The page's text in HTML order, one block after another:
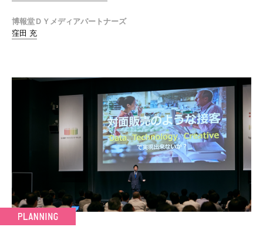
博報堂ＤＹメディアパートナーズ
窪田 充